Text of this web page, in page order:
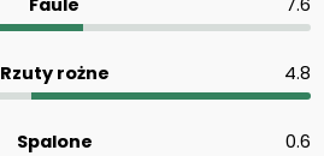
Faule 7.6
Rzuty rożne 4.8
Spalone 0.6